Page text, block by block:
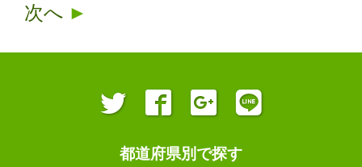
次へ ►
都道府県別で探す